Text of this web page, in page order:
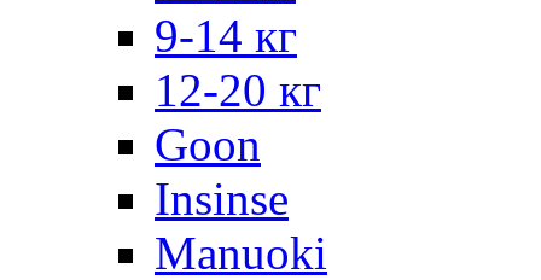
9-14 кг
12-20 кг
Goon
Insinse
Manuoki